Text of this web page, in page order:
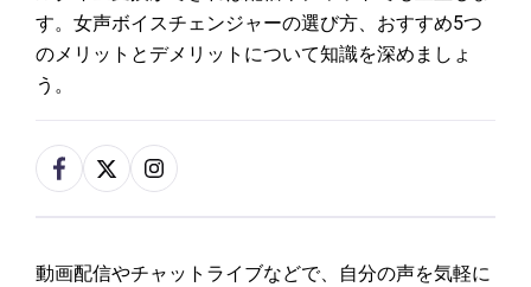
す。女声ボイスチェンジャーの選び方、おすすめ5つ
のメリットとデメリットについて知識を深めましょ
う。
動画配信やチャットライブなどで、自分の声を気軽に